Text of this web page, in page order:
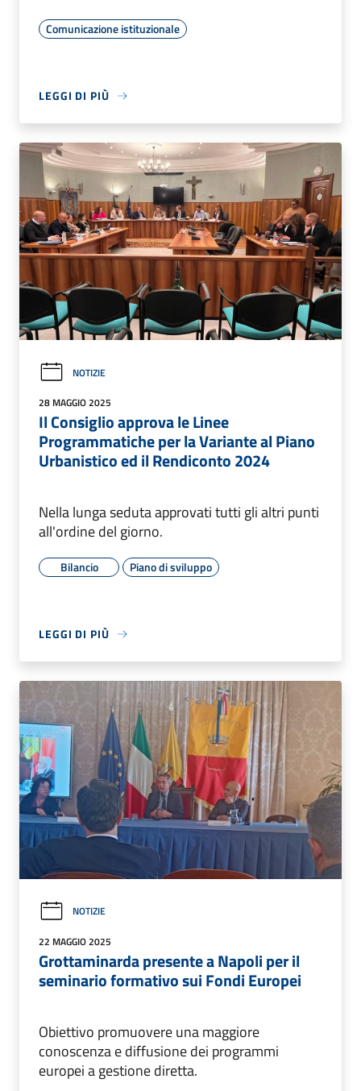
Comunicazione istituzionale
LEGGI DI PIÙ
NOTIZIE
28 MAGGIO 2025
Il Consiglio approva le Linee
Programmatiche per la Variante al Piano
Urbanistico ed il Rendiconto 2024
Nella lunga seduta approvati tutti gli altri punti
all'ordine del giorno.
Bilancio Piano di sviluppo
LEGGI DI PIÙ
NOTIZIE
22 MAGGIO 2025
Grottaminarda presente a Napoli per il
seminario formativo sui Fondi Europei
Obiettivo promuovere una maggiore
conoscenza e diffusione dei programmi
europei a gestione diretta.